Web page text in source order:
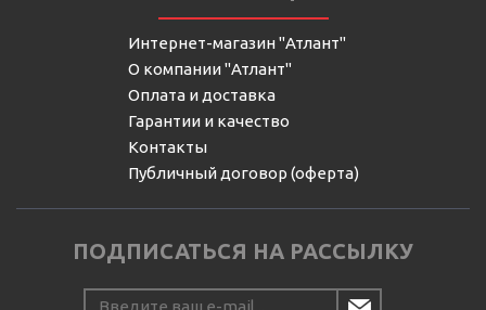
Интернет-магазин "Атлант"
О компании "Атлант"
Оплата и доставка
Гарантии и качество
Контакты
Публичный договор (оферта)
ПОДПИСАТЬСЯ НА РАССЫЛКУ